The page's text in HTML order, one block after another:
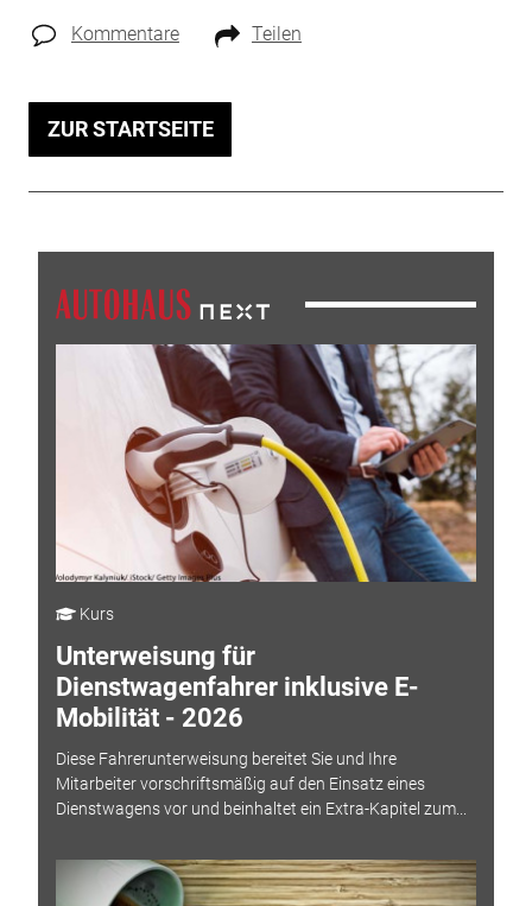
Kommentare Teilen
ZUR STARTSEITE
Kurs
Unterweisung für
Dienstwagenfahrer inklusive E-
Mobilität - 2026
Diese Fahrerunterweisung bereitet Sie und Ihre
Mitarbeiter vorschriftsmäßig auf den Einsatz eines
Dienstwagens vor und beinhaltet ein Extra-Kapitel zum...